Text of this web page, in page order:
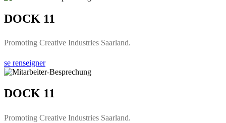
DOCK 11
Promoting Creative Industries Saarland.
se renseigner
DOCK 11
Promoting Creative Industries Saarland.